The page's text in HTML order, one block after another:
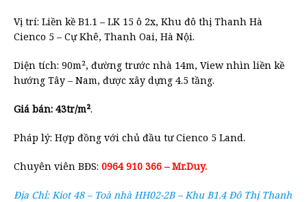
Vị trí: Liền kề B1.1 – LK 15 ô 2x, Khu đô thị Thanh Hà
Cienco 5 – Cự Khê, Thanh Oai, Hà Nội.
Diện tích: 90m², đường trước nhà 14m, View nhìn liền kề
hướng Tây – Nam, được xây dựng 4.5 tầng.
Giá bán: 43tr/m².
Pháp lý: Hợp đồng với chủ đầu tư Cienco 5 Land.
Chuyên viên BĐS: 0964 910 366 – Mr.Duy.
Địa Chỉ: Kiot 48 – Toà nhà HH02-2B – Khu B1.4 Đô Thị Thanh